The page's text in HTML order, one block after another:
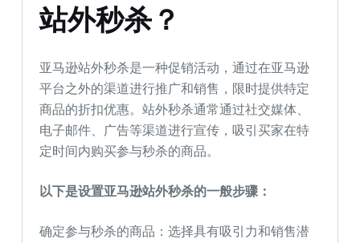
站外秒杀？
亚马逊站外秒杀是一种促销活动，通过在亚马逊
平台之外的渠道进行推广和销售，限时提供特定
商品的折扣优惠。站外秒杀通常通过社交媒体、
电子邮件、广告等渠道进行宣传，吸引买家在特
定时间内购买参与秒杀的商品。
以下是设置亚马逊站外秒杀的一般步骤：
确定参与秒杀的商品：选择具有吸引力和销售潜